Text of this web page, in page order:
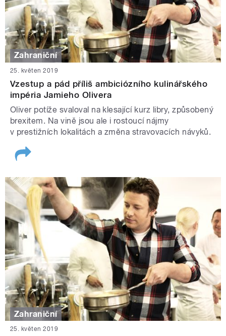
Zahraniční
25. květen 2019
Vzestup a pád příliš ambiciózního kulinářského
impéria Jamieho Olivera
Oliver potíže svaloval na klesající kurz libry, způsobený
brexitem. Na vině jsou ale i rostoucí nájmy
v prestižních lokalitách a změna stravovacích návyků.
Zahraniční
25. květen 2019